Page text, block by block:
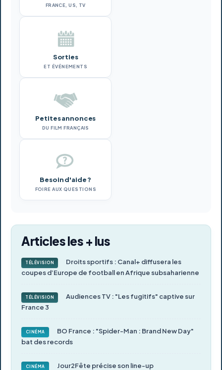
FRANCE, US, TV
Sorties
ET ÉVÉNEMENTS
Petites annonces
DU FILM FRANÇAIS
Besoin d'aide ?
FOIRE AUX QUESTIONS
Articles les + lus
TÉLÉVISION
Droits sportifs : Canal+ diffusera les
coupes d’Europe de football en Afrique subsaharienne
TÉLÉVISION
Audiences TV : "Les fugitifs" captive sur
France 3
CINÉMA
BO France : "Spider-Man : Brand New Day"
bat des records
CINÉMA Jour2Fête précise son line-up